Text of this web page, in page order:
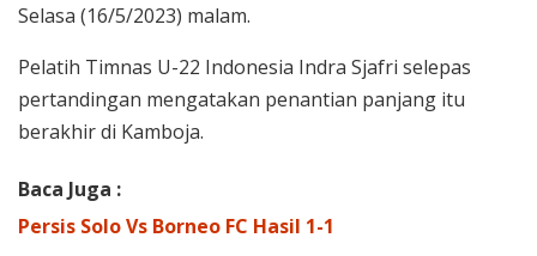
Selasa (16/5/2023) malam.
Pelatih Timnas U-22 Indonesia Indra Sjafri selepas
pertandingan mengatakan penantian panjang itu
berakhir di Kamboja.
Baca Juga :
Persis Solo Vs Borneo FC Hasil 1-1